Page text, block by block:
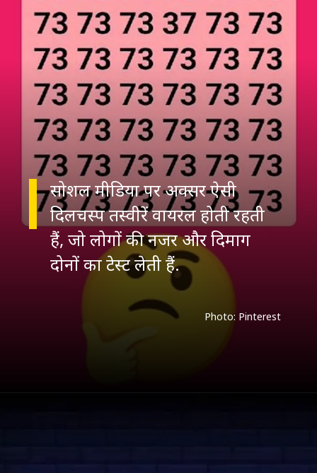
सोशल मीडिया पर अक्सर ऐसी
दिलचस्प तस्वीरें वायरल होती रहती
हैं, जो लोगों की नजर और दिमाग
दोनों का टेस्ट लेती हैं.
Photo: Pinterest